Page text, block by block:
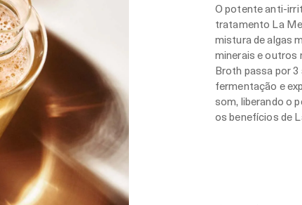
O potente anti-
tratamento La
mistura de algas
minerais e outros
Broth passa por 3
fermentação e
som, liberando o
os benefícios de